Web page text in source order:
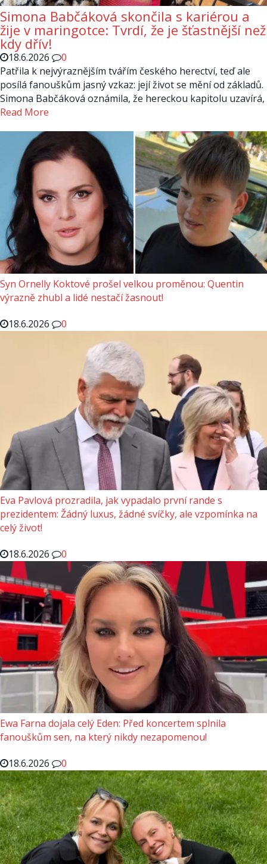
Simona Babčáková skončila s kariérou a
žije v maringotce: Tvrdí, že je šťastnější než
kdy dřív!
18.6.2026
0
Patřila k nejvýraznějším tvářím českého herectví, teď ale
posílá fanouškům jasný vzkaz: její život se mění od základů.
Simona Babčáková oznámila, že hereckou kapitolu uzavírá,
Read More
Syn Ornelly Koktové prošel velkou proměnou: Quentin
výrazně zhubl a lidé nestačí žasnout!
18.6.2026
0
Eva Pavlová prozradila, jak vypadalo první rande s
prezidentem: Žádný luxus, žádné svíčky, ale vzpomínka na
celý život!
18.6.2026
0
Ewa Farna dojala celý Eden: Před koncertem splnila
fanouškům sen, na který nikdy nezapomenou!
18.6.2026
0